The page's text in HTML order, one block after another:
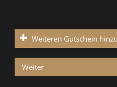
Weiteren Gutschein
Weiter